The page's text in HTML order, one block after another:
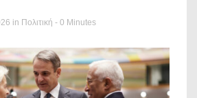
in Πολιτική - 0 Minutes